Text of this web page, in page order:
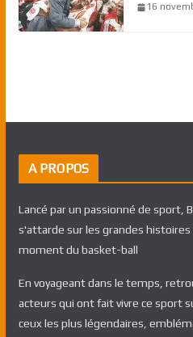
16
A PROPOS
Lancé par un passionné de sport,
s'attarde sur les grandes
moment du basket-ball
En voyageant dans le temps,
acteurs qui ont fait vivre ce sport
ceux les plus légendaires,